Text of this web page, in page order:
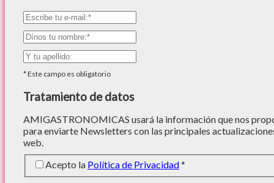
*Este campo es obligatorio
Tratamiento de datos
AMIGASTRONOMICAS usará la información que nos
para enviarte Newsletters con las principales
web.
Acepto la Política de Privacidad*